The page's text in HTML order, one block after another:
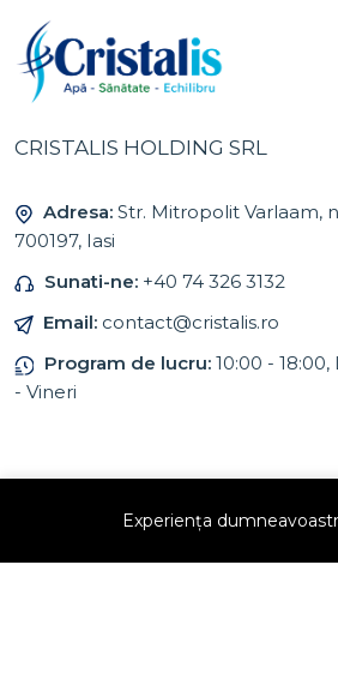
CRISTALIS HOLDING SRL
Adresa: Str. Mitropolit Varlaam,
700197, Iasi
Sunati-ne: +40 74 326 3132
Email: contact@cristalis.ro
Program de lucru: 10:00 - 18:00,
- Vineri
Experiența